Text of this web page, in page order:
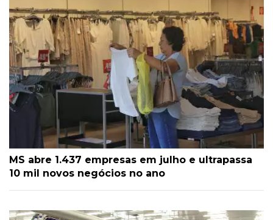
MS abre 1.437 empresas em julho e ultrapassa
10 mil novos negócios no ano